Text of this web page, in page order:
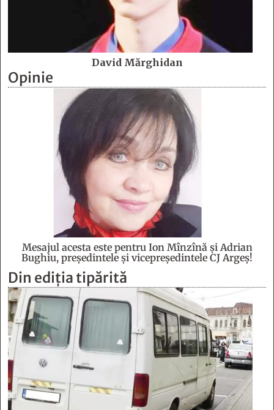
David Mărghidan
Opinie
Mesajul acesta este pentru Ion Mînzînă şi Adrian
Bughiu, preşedintele şi vicepreşedintele CJ Argeş!
Din ediția tipărită